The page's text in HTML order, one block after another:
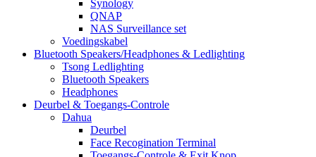
Synology
QNAP
NAS Surveillance set
Voedingskabel
Bluetooth Speakers/Headphones & Ledlighting
Tsong Ledlighting
Bluetooth Speakers
Headphones
Deurbel & Toegangs-Controle
Dahua
Deurbel
Face Recogination Terminal